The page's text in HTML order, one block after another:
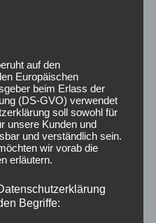
nicht bei Lieferung
angefertigt
oder bei Lieferung von
oder von Software,
auf den
Europäischen
beim Erlass der
(DS-GVO) verwendet
soll sowohl für
unsere Kunden und
und verständlich sein.
wir vorab die
erläutern.
Begriffe: